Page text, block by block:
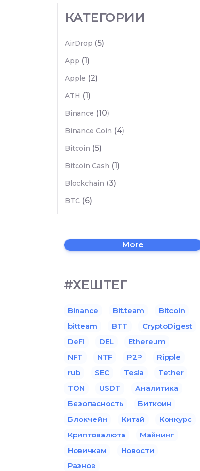
КАТЕГОРИИ
AirDrop (5)
App (1)
Apple (2)
ATH (1)
Binance (10)
Binance Coin (4)
Bitcoin (5)
Bitcoin Cash (1)
Blockchain (3)
BTC (6)
More
#ХЕШТЕГ
Binance Bit.team
Bitcoin
bitteam
BTT
CryptoDigest
DeFi
DEL
Ethereum
NFT
NTF P2P
Ripple
rub
SEC Tesla
Tether
TON
USDT
Аналитика
Безопасность
Биткоин
Блокчейн
Китай
Конкурс
Криптовалюта
Майнинг
Новичкам
Новости
Разное